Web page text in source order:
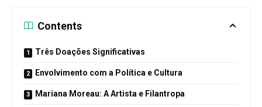
Contents
Três Doações Significativas
Envolvimento com a Política e Cultura
Mariana Moreau: A Artista e Filantropa